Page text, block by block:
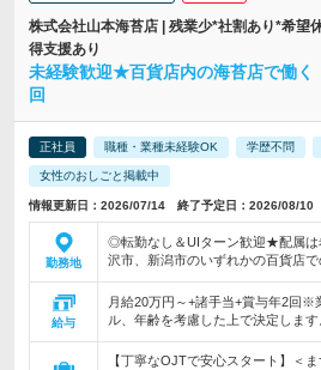
株式会社山本海苔店 | 残業少*社割あり*希望
得支援あり
未経験歓迎★百貨店内の海苔店で働く
回
正社員 職種・業種未経験OK 学歴不問
女性のおしごと掲載中
情報更新日：2026/07/14 終了予定日：2026/08/10
勤務地
◎転勤なし＆UIターン歓迎★配属は
沢市、新潟市のいずれかの百貨店で
給与
月給20万円～+諸手当+賞与年2回
ル、年齢を考慮した上で決定しま
【丁寧なOJTで安心スタート】＜